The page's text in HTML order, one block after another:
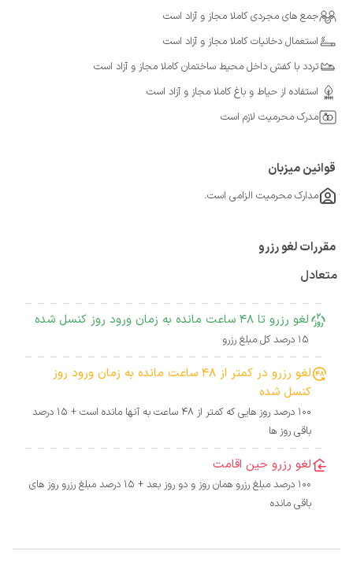
جمع های مجردی کاملا مجاز و آزاد است
استعمال دخانیات کاملا مجاز و آزاد است
تردد با کفش داخل محیط ساختمان کاملا مجاز و آزاد است
استفاده از حیاط و باغ کاملا مجاز و آزاد است
مدرک محرمیت لازم است
قوانین میزبان
مدارک محرمیت الزامی است.
مقررات لغو رزرو
متعادل
لغو رزرو تا 48 ساعت مانده به زمان ورود روز کنسل شده
15 درصد کل مبلغ رزرو
لغو رزرو در کمتر از 48 ساعت مانده به زمان ورود روز
کنسل شده
100 درصد روز هایی که کمتر از 48 ساعت به آنها مانده است + 15 درصد
باقی روز ها
لغو رزرو حین اقامت
100 درصد مبلغ رزرو همان روز و دو روز بعد + 15 درصد مبلغ رزرو روز های
باقی مانده